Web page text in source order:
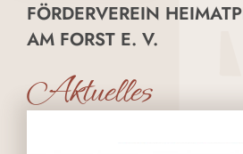
FÖRDERVEREIN
AM FORST E. V.
Aktuelles